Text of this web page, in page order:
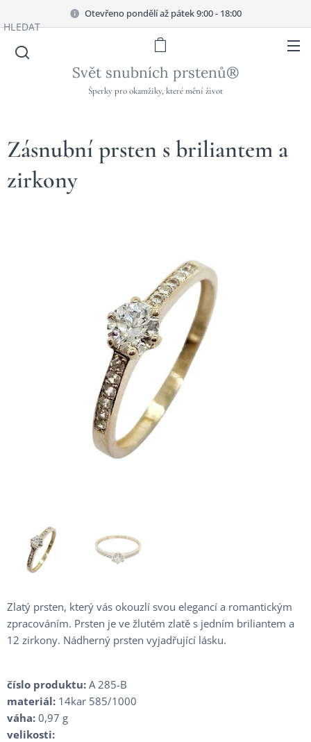
Otevřeno pondělí až pátek 9:00 - 18:00
Svět snubních prstenů®
Šperky pro okamžiky, které mění život
HLEDAT
Zásnubní prsten s briliantem a
zirkony
Zlatý prsten, který vás okouzlí svou elegancí a romantickým
zpracováním. Prsten je ve žlutém zlatě s jedním briliantem a
12 zirkony. Nádherný prsten vyjadřující lásku.
číslo produktu: A 285-B
materiál: 14kar 585/1000
váha: 0,97 g
velikosti: